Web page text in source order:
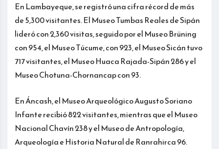
En Lambayeque, se registró una cifra récord de más
de 5,300 visitantes. El Museo Tumbas Reales de Sipán
lideró con 2,360 visitas, seguido por el Museo Brüning
con 954, el Museo Túcume, con 923, el Museo Sicán tuvo
717 visitantes, el Museo Huaca Rajada-Sipán 286 y el
Museo Chotuna-Chornancap con 93.
En Áncash, el Museo Arqueológico Augusto Soriano
Infante recibió 822 visitantes, mientras que el Museo
Nacional Chavín 238 y el Museo de Antropología,
Arqueología e Historia Natural de Ranrahirca 96.